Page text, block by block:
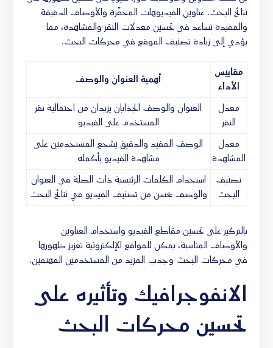
نتائج البحث. عناوين الفيديوهات المحفّزة والأوصاف الدقيقة
والمفيدة تساعد في تحسين معدلات النقر والمشاهدة، مما
يؤدي إلى زيادة تصنيف الموقع في محركات البحث.
مقاييس
الأداء
أهمية العنوان والوصف
معدل
النقر
العنوان والوصف الجذابان يزيدان من احتمالية نقر
المستخدم على الفيديو
معدل
المشاهدة
الوصف المفيد والدقيق يشجع المستخدمين على
مشاهدة الفيديو بأكمله
تصنيف
البحث
استخدام الكلمات الرئيسية ذات الصلة في العنوان
والوصف يحسن من تصنيف الفيديو في نتائج البحث
بالتركيز على تحسين مقاطع الفيديو واستخدام العناوين
والأوصاف المناسبة، يمكن للمواقع الإلكترونية تعزيز ظهورها
في محركات البحث وجذب المزيد من المستخدمين المهتمين.
الانفوجرافيك وتأثيره على
تحسين محركات البحث